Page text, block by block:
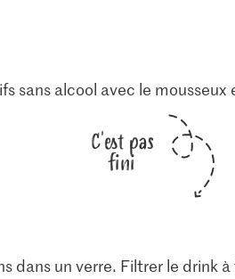
sans alcool avec le
C'est pas
fini
dans un verre. Filtrer le drink